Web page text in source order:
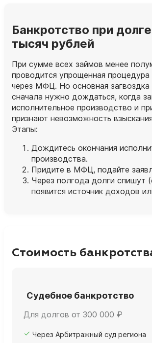
Банкротство при
тысяч рублей
При сумме всех займов менее
проводится упрощенная процедура
через МФЦ. Но основная загвоздка
сначала нужно дождаться, когда
исполнительное производство и
признают невозможность
Этапы:
Дождитесь окончания
производства.
Придите в МФЦ, подайте
Через полгода долги спишут
появится источник доходов
Стоимость
Судебное банкротство
Для долгов от 300 000 ₽
Через Арбитражный суд региона